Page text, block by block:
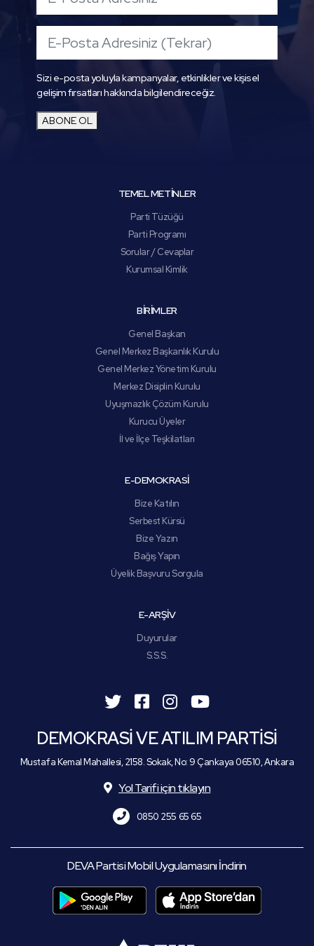
Sizi e-posta yoluyla kampanyalar, etkinlikler ve kişisel
gelişim fırsatları hakkında bilgilendireceğiz.
ABONE OL
TEMEL METİNLER
Parti Tüzüğü
Parti Programı
Sorular / Cevaplar
Kurumsal Kimlik
BİRİMLER
Genel Başkan
Genel Merkez Başkanlık Kurulu
Genel Merkez Yönetim Kurulu
Merkez Disiplin Kurulu
Uyuşmazlık Çözüm Kurulu
Kurucu Üyeler
İl ve İlçe Teşkilatları
E-DEMOKRASİ
Bize Katılın
Serbest Kürsü
Bize Yazın
Bağış Yapın
Üyelik Başvuru Sorgula
E-ARŞİV
Duyurular
S.S.S.
DEMOKRASİ VE ATILIM PARTİSİ
Mustafa Kemal Mahallesi, 2158. Sokak, No: 9 Çankaya 06510, Ankara
Yol Tarifi için tıklayın
0850 255 65 65
DEVA Partisi Mobil Uygulamasını İndirin